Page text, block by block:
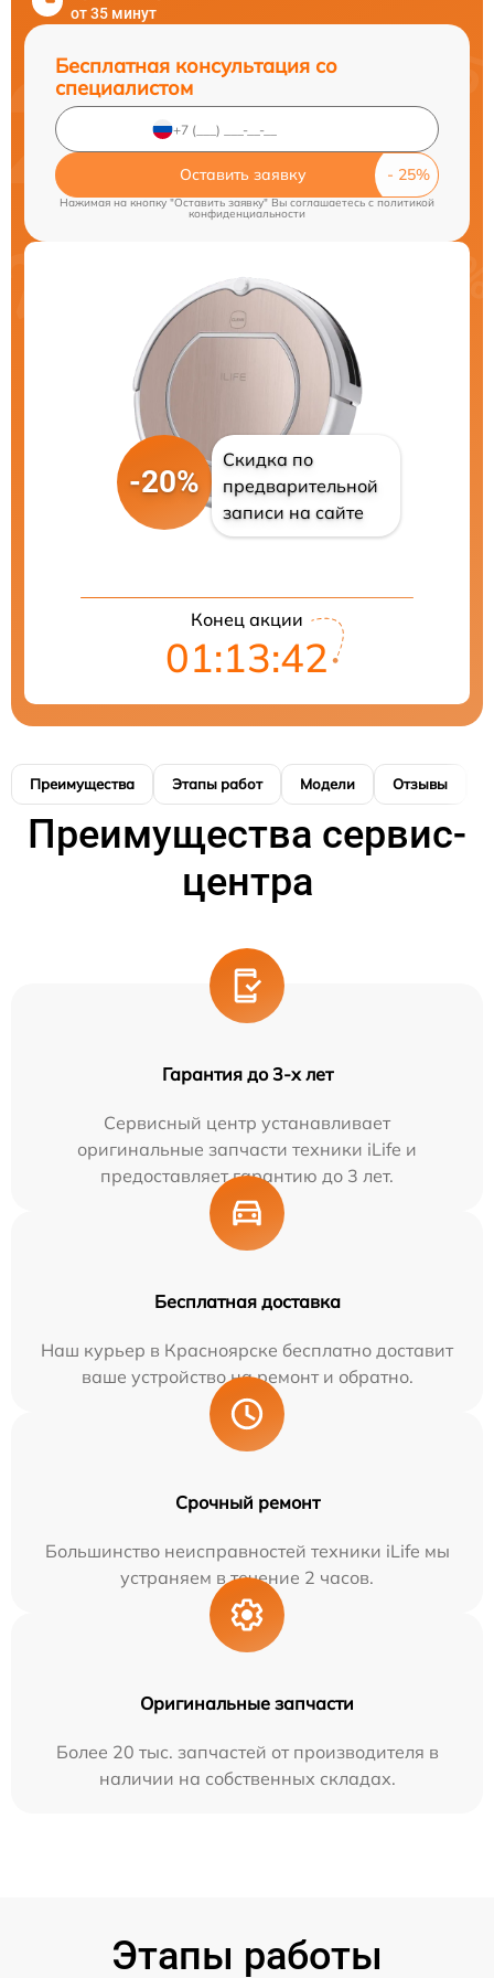
от 35 минут
Бесплатная консультация со
специалистом
Оставить заявку
Нажимая на кнопку "Оставить заявку" Вы соглашаетесь c политикой
конфиденциальности
-20%
Скидка по
предварительной
записи на сайте
Конец акции
01:13:42
Преимущества Этапы работ Модели Отзывы
Преимущества сервис-
центра
Гарантия до 3-х лет
Сервисный центр устанавливает
оригинальные запчасти техники iLife и
предоставляет гарантию до 3 лет.
Бесплатная доставка
Наш курьер в Красноярске бесплатно доставит
ваше устройство на ремонт и обратно.
Срочный ремонт
Большинство неисправностей техники iLife мы
устраняем в течение 2 часов.
Оригинальные запчасти
Более 20 тыс. запчастей от производителя в
наличии на собственных складах.
Этапы работы